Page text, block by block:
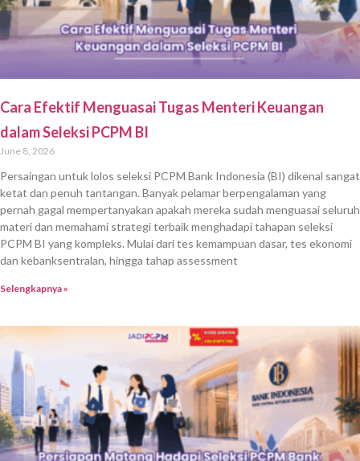
Cara Efektif Menguasai Tugas Menteri Keuangan
dalam Seleksi PCPM BI
June 8, 2026
Persaingan untuk lolos seleksi PCPM Bank Indonesia (BI) dikenal sangat
ketat dan penuh tantangan. Banyak pelamar berpengalaman yang
pernah gagal mempertanyakan apakah mereka sudah menguasai seluruh
materi dan memahami strategi terbaik menghadapi tahapan seleksi
PCPM BI yang kompleks. Mulai dari tes kemampuan dasar, tes ekonomi
dan kebanksentralan, hingga tahap assessment
Selengkapnya »